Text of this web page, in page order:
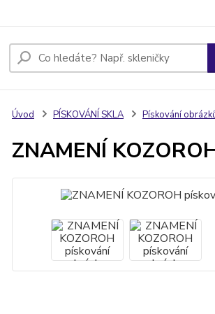
Úvod PÍSKOVÁNÍ SKLA Pískování
ZNAMENÍ